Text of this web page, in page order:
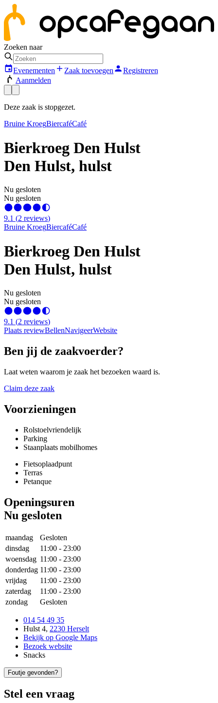
Zoeken naar
Evenementen Zaak toevoegen
Registreren
Aanmelden
Deze zaak is stopgezet.
Bruine KroegBiercaféCafé
Bierkroeg Den Hulst
Den Hulst, hulst
Nu gesloten
Nu gesloten
9.1 (2 reviews)
Bruine KroegBiercaféCafé
Bierkroeg Den Hulst
Den Hulst, hulst
Nu gesloten
Nu gesloten
9.1 (2 reviews)
Plaats reviewBellenNavigeerWebsite
Ben jij de zaakvoerder?
Laat weten waarom je zaak het bezoeken waard is.
Claim deze zaak
Voorzieningen
Rolstoelvriendelijk
Parking
Staanplaats mobilhomes
Fietsoplaadpunt
Terras
Petanque
Openingsuren
Nu gesloten
maandag
Gesloten
dinsdag
11:00 - 23:00
woensdag 11:00 - 23:00
donderdag 11:00 - 23:00
vrijdag
11:00 - 23:00
zaterdag
11:00 - 23:00
zondag
Gesloten
014 54 49 35
Hulst 4, 2230 Herselt
Bekijk op Google Maps
Bezoek website
Snacks
Foutje gevonden?
Stel een vraag